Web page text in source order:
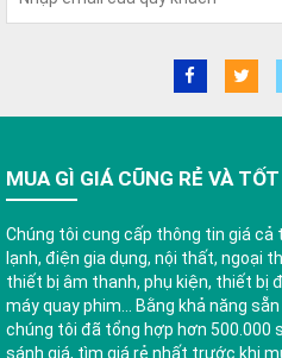
MUA GÌ GIÁ CŨNG RẺ VÀ
Chúng tôi cung cấp thông tin giá
lạnh, điện gia dụng, nội thất, ngoại
thiết bị âm thanh, phụ kiện, thiết bị
máy quay phim... Bằng khả năng
chúng tôi đã tổng hợp hơn 500.000
sánh giá, tìm giá rẻ nhất trước khi